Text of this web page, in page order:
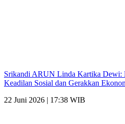
Srikandi ARUN Linda Kartika Dewi:
Keadilan Sosial dan Gerakkan
22 Juni 2026 | 17:38 WIB